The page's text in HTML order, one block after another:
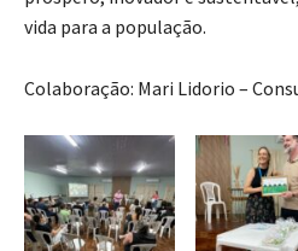
vida para a população.
Colaboração: Mari Lidorio –